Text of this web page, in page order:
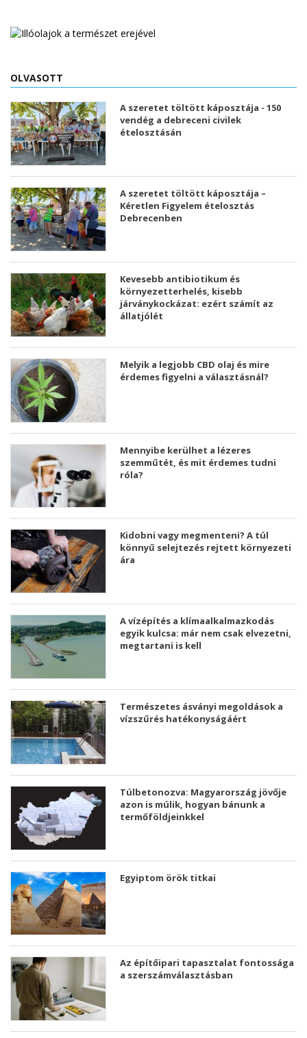
OLVASOTT
A szeretet töltött káposztája - 150
vendég a debreceni civilek
ételosztásán
A szeretet töltött káposztája –
Kéretlen Figyelem ételosztás
Debrecenben
Kevesebb antibiotikum és
környezetterhelés, kisebb
járványkockázat: ezért számít az
állatjólét
Melyik a legjobb CBD olaj és mire
érdemes figyelni a választásnál?
Mennyibe kerülhet a lézeres
szemműtét, és mit érdemes tudni
róla?
Kidobni vagy megmenteni? A túl
könnyű selejtezés rejtett környezeti
ára
A vízépítés a klímaalkalmazkodás
egyik kulcsa: már nem csak elvezetni,
megtartani is kell
Természetes ásványi megoldások a
vízszűrés hatékonyságáért
Túlbetonozva: Magyarország jövője
azon is múlik, hogyan bánunk a
termőföldjeinkkel
Egyiptom örök titkai
Az építőipari tapasztalat fontossága
a szerszámválasztásban